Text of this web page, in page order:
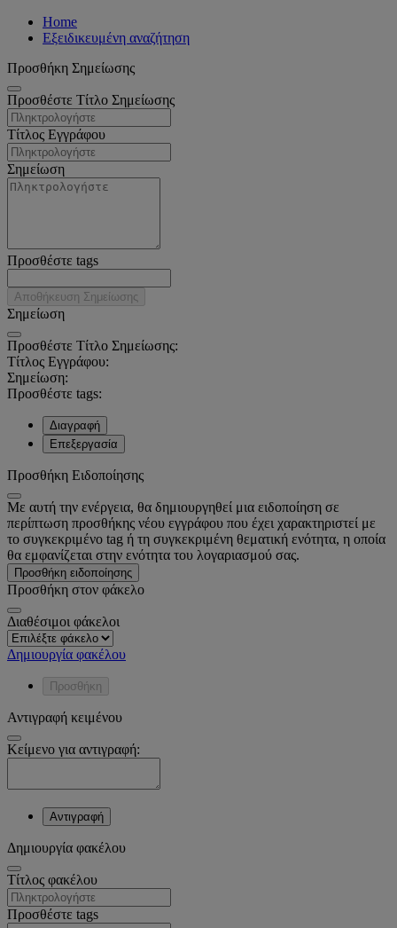
Home
Εξειδικευμένη αναζήτηση
Προσθήκη Σημείωσης
Προσθέστε Τίτλο Σημείωσης
Τίτλος Εγγράφου
Σημείωση
Προσθέστε tags
Αποθήκευση Σημείωσης
Σημείωση
Προσθέστε Τίτλο Σημείωσης:
Τίτλος Εγγράφου:
Σημείωση:
Προσθέστε tags:
Διαγραφή
Επεξεργασία
Προσθήκη Ειδοποίησης
Με αυτή την ενέργεια, θα δημιουργηθεί μια ειδοποίηση σε
περίπτωση προσθήκης νέου εγγράφου που έχει χαρακτηριστεί με
το συγκεκριμένο tag ή τη συγκεκριμένη θεματική ενότητα, η οποία
θα εμφανίζεται στην ενότητα του λογαριασμού σας.
Προσθήκη ειδοποίησης
Προσθήκη στον φάκελο
Διαθέσιμοι φάκελοι
Δημιουργία φακέλου
Προσθήκη
Αντιγραφή κειμένου
Κείμενο για αντιγραφή:
Αντιγραφή
Δημιουργία φακέλου
Tίτλος φακέλου
Προσθέστε tags